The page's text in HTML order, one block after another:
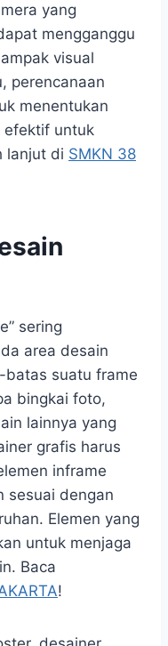
yang
mengganggu
visual
perencanaan
menentukan
efektif untuk
lanjut di SMKN 38
sering
area desain
suatu frame
bingkai foto,
lainnya yang
grafis harus
inframe
sesuai dengan
Elemen yang
untuk menjaga
Baca
!